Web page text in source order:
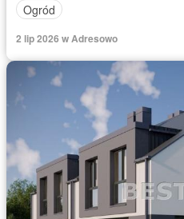
Ogród
2 lip 2026 w Adresowo